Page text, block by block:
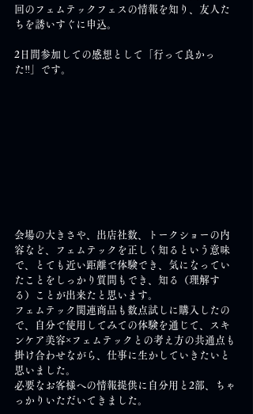
回のフェムテックフェスの情報を知り、友人た
ちを誘いすぐに申込。
2日間参加しての感想として「行って良かっ
た‼」です。
会場の大きさや、出店社数、トークショーの内
容など、フェムテックを正しく知るという意味
で、とても近い距離で体験でき、気になってい
たことをしっかり質問もでき、知る（理解す
る）ことが出来たと思います。
フェムテック関連商品も数点試しに購入したの
で、自分で使用してみての体験を通じて、スキ
ンケア美容×フェムテックとの考え方の共通点も
掛け合わせながら、仕事に生かしていきたいと
思いました。
必要なお客様への情報提供に自分用と2部、ちゃ
っかりいただいてきました。